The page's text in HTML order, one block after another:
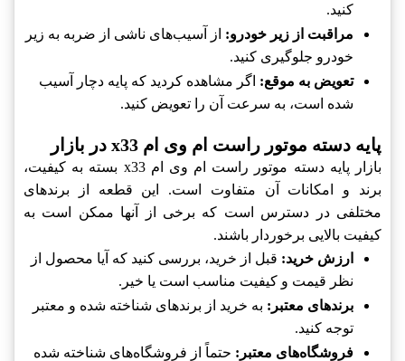
کنید.
مراقبت از زیر خودرو: از آسیب‌های ناشی از ضربه به زیر
خودرو جلوگیری کنید.
تعویض به موقع: اگر مشاهده کردید که پایه دچار آسیب
شده است، به سرعت آن را تعویض کنید.
پایه دسته موتور راست ام وی ام x33 در بازار
بازار پایه دسته موتور راست ام وی ام x33 بسته به کیفیت،
برند و امکانات آن متفاوت است. این قطعه از برندهای
مختلفی در دسترس است که برخی از آنها ممکن است به
کیفیت بالایی برخوردار باشند.
ارزش خرید: قبل از خرید، بررسی کنید که آیا محصول از
نظر قیمت و کیفیت مناسب است یا خیر.
برندهای معتبر: به خرید از برندهای شناخته شده و معتبر
توجه کنید.
فروشگاه‌های معتبر: حتماً از فروشگاه‌های شناخته شده